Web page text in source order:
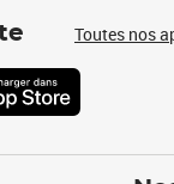
Toutes nos